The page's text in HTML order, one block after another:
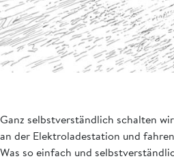
Ganz selbstverständlich schalten
an der Elektroladestation und
Was so einfach und